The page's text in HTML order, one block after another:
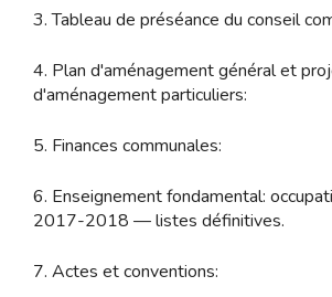
3. Tableau de préséance du conseil
4. Plan d'aménagement général et
d'aménagement particuliers:
5. Finances communales:
6. Enseignement fondamental:
2017-2018 — listes définitives.
7. Actes et conventions: